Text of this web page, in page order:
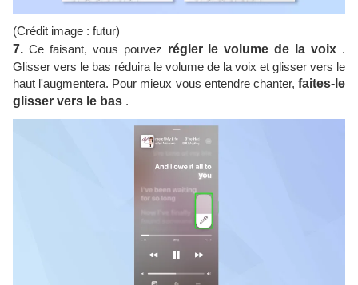
(Crédit image : futur)
7. Ce faisant, vous pouvez régler le volume de la voix .
Glisser vers le bas réduira le volume de la voix et glisser vers le
haut l'augmentera. Pour mieux vous entendre chanter, faites-le
glisser vers le bas .